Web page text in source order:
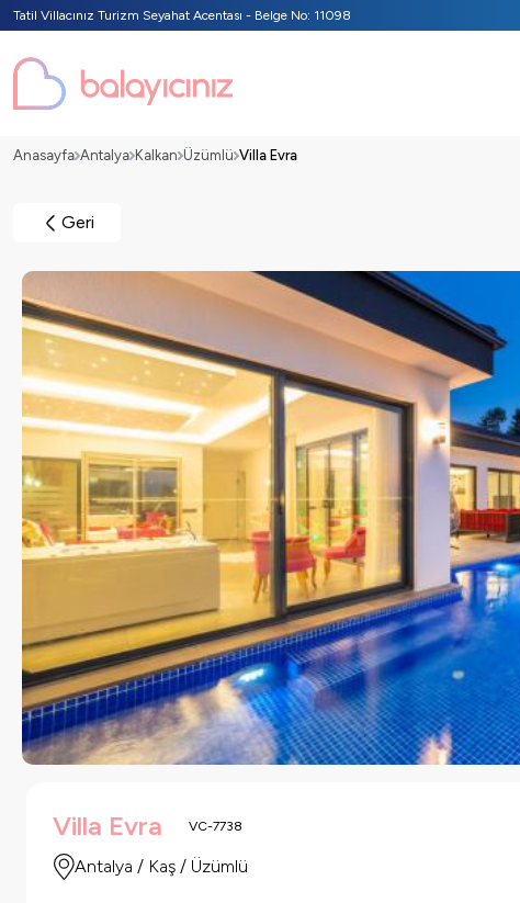
Tatil Villacınız Turizm Seyahat Acentası - Belge No: 11098
Anasayfa Antalya Kalkan Üzümlü Villa Evra
Geri
Villa Evra VC-7738
Antalya / Kaş / Üzümlü